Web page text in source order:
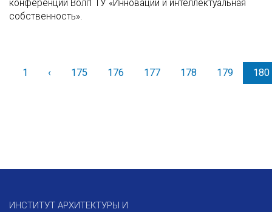
конференции ВолгГТУ «Инновации и интеллектуальная
собственность».
1 ‹Назад175 176 177 178 179 180
ИНСТИТУТ АРХИТЕКТУРЫ И